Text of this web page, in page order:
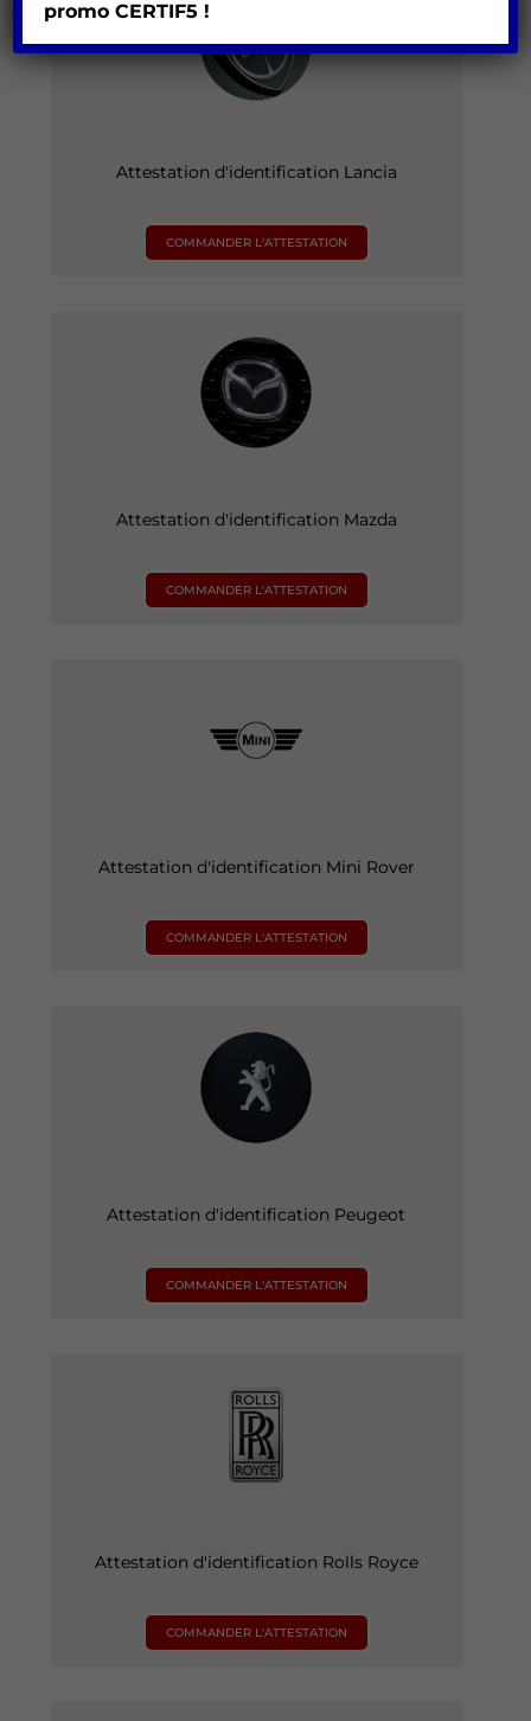
Attestation d'identification Lancia
COMMANDER L'ATTESTATION
Attestation d'identification Mazda
COMMANDER L'ATTESTATION
Attestation d'identification Mini Rover
COMMANDER L'ATTESTATION
Attestation d'identification Peugeot
COMMANDER L'ATTESTATION
Attestation d'identification Rolls Royce
COMMANDER L'ATTESTATION
promoCERTIF5 !